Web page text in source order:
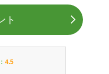
ト
4.5